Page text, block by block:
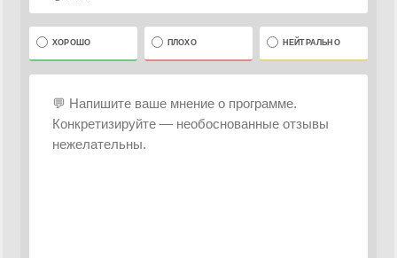
ХОРОШО ПЛОХО НЕЙТРАЛЬНО